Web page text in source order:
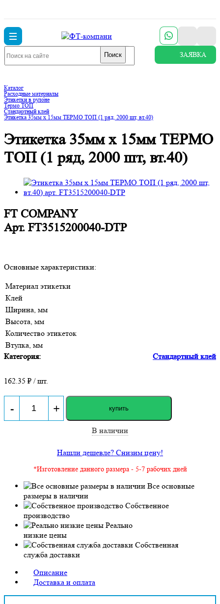
Поиск ЗАЯВКА
Каталог
Расходные материалы
Этикетки в рулоне
Термо ТОП
Стандартный клей
Этикетка 35мм х 15мм ТЕРМО ТОП (1 ряд, 2000 шт, вт.40)
Этикетка 35мм х 15мм ТЕРМО
ТОП (1 ряд, 2000 шт, вт.40)
FT COMPANY
Арт. FT3515200040-DTP
Основные характеристики:
Материал этикетки
Клей
Ширина, мм
Высота, мм
Количество этикеток
Втулка, мм
Категория:
Стандартный клей
162.35 ₽ / шт.
- + купить
В наличии
Нашли дешевле? Снизим цену!
*Изготовление данного размера - 5-7 рабочих дней
Все основные
размеры в наличии
Собственное
производство
Реально
низкие цены
Собственная
служба доставки
Описание
Доставка и оплата